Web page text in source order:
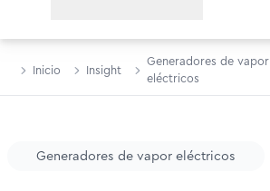
Inicio Insight
Generadores de vapor
eléctricos
Generadores de vapor eléctricos